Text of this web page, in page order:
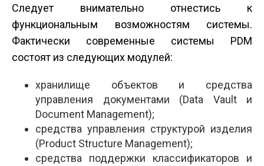
Следует внимательно отнестись к
функциональным возможностям системы.
Фактически современные системы PDM
состоят из следующих модулей:
хранилище объектов и средства
управления документами (Data Vault и
Document Management);
средства управления структурой изделия
(Product Structure Management);
средства поддержки классификаторов и